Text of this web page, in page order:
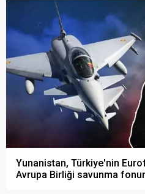
Yunanistan, Türkiye'nin
Avrupa Birliği savunma